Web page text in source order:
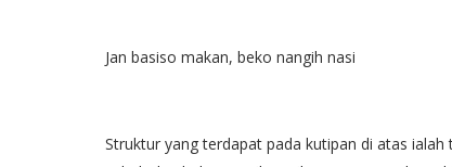
Jan basiso makan, beko nangih nasi
Struktur yang terdapat pada kutipan di atas